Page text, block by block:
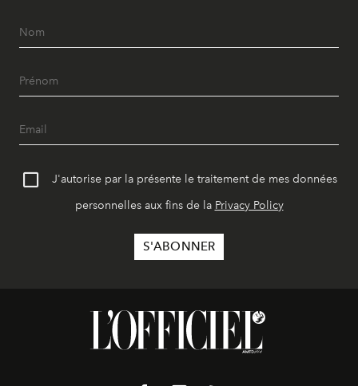
J'autorise par la présente le traitement de mes données
personnelles aux fins de la Privacy Policy